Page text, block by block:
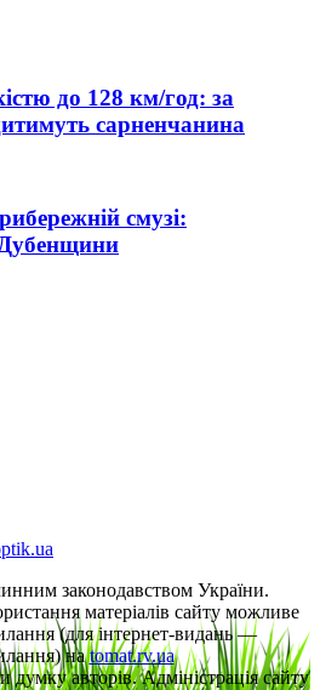
до 128 км/год: за
сарненчанина
смузі:
законодавством України.
матеріалів сайту можливе
(для інтернет-видань —
наtomat.rv.ua
думку авторів. Адміністрація сайту